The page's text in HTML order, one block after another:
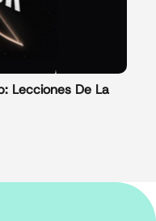
Lecciones De La